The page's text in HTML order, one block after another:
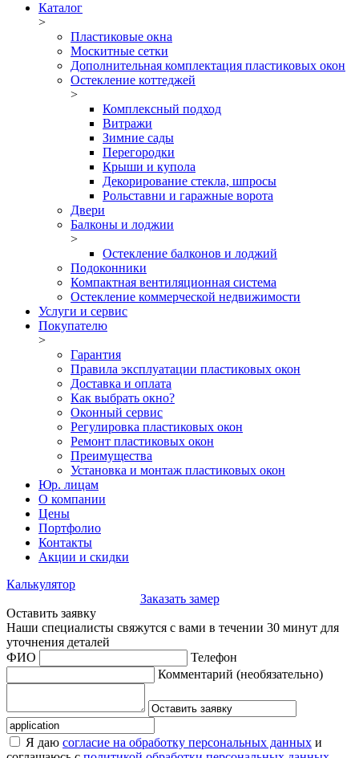
Каталог
>
Пластиковые окна
Москитные сетки
Дополнительная комплектация пластиковых окон
Остекление коттеджей
>
Комплексный подход
Витражи
Зимние сады
Перегородки
Крыши и купола
Декорирование стекла, шпросы
Рольставни и гаражные ворота
Двери
Балконы и лоджии
>
Остекление балконов и лоджий
Подоконники
Компактная вентиляционная система
Остекление коммерческой недвижимости
Услуги и сервис
Покупателю
>
Гарантия
Правила эксплуатации пластиковых окон
Доставка и оплата
Как выбрать окно?
Оконный сервис
Регулировка пластиковых окон
Ремонт пластиковых окон
Преимущества
Установка и монтаж пластиковых окон
Юр. лицам
О компании
Цены
Портфолио
Контакты
Акции и скидки
Калькулятор
Заказать замер
Оставить заявку
Наши специалисты свяжутся с вами в течении 30 минут для
уточнения деталей
ФИО
Телефон
Комментарий (необязательно)
Я даю согласие на обработку персональных данных и